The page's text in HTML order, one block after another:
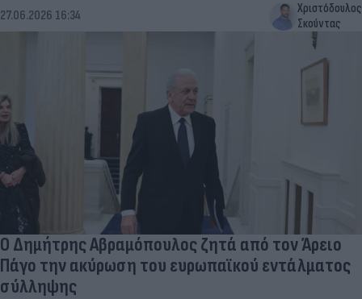
27.06.2026 16:34
Χριστόδουλος
Σκούντας
Ο Δημήτρης Αβραμόπουλος ζητά από τον Άρειο
Πάγο την ακύρωση του ευρωπαϊκού εντάλματος
σύλληψης